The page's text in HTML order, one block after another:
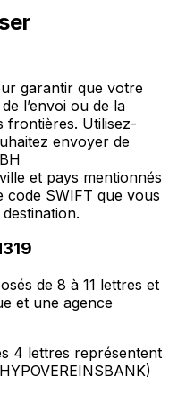
garantir que votre
l’envoi ou de la
frontières. Utilisez-
envoyer de
et pays mentionnés
code SWIFT que vous
de 8 à 11 lettres et
et une agence
4 lettres représentent